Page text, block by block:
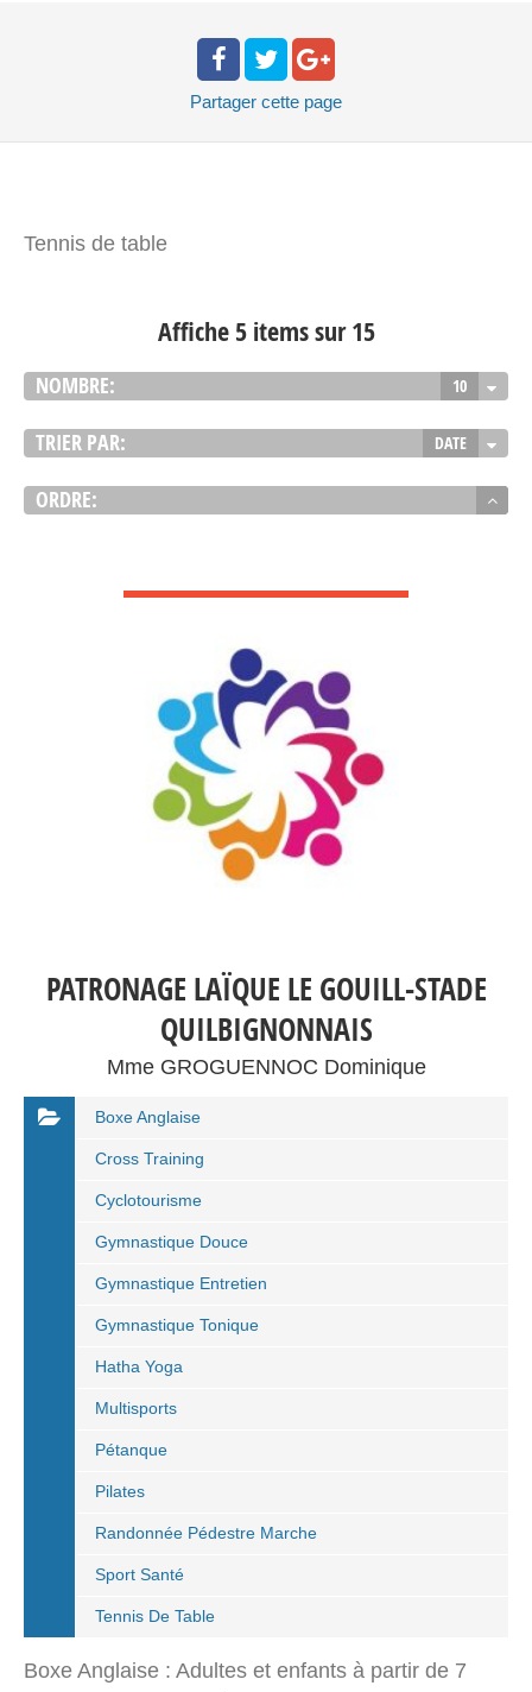
Partager cette page
Tennis de table
Affiche 5 items sur 15
NOMBRE: 10
TRIER PAR: DATE
ORDRE:
PATRONAGE LAÏQUE LE GOUILL-STADE
QUILBIGNONNAIS
Mme GROGUENNOC Dominique
Boxe Anglaise
Cross Training
Cyclotourisme
Gymnastique Douce
Gymnastique Entretien
Gymnastique Tonique
Hatha Yoga
Multisports
Pétanque
Pilates
Randonnée Pédestre Marche
Sport Santé
Tennis De Table
Boxe Anglaise : Adultes et enfants à partir de 7